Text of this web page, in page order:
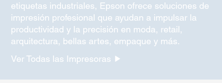
etiquetas industriales, Epson ofrece soluciones de
impresión profesional que ayudan a impulsar la
productividad y la precisión en moda, retail,
arquitectura, bellas artes, empaque y más.
Ver Todas las Impresoras